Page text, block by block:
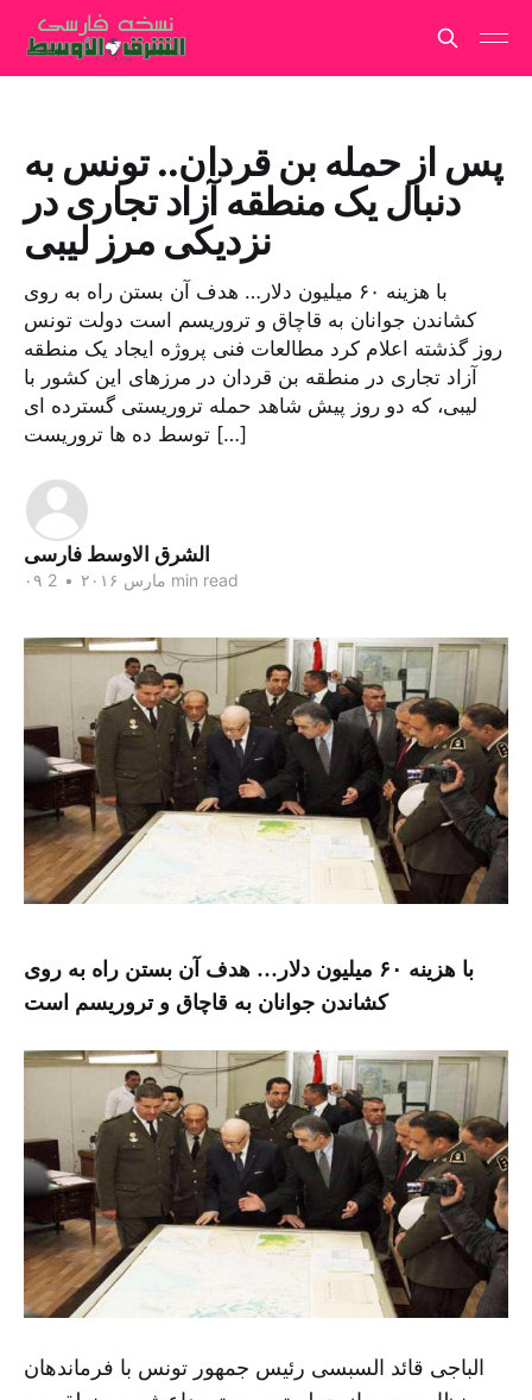
پس از حمله بن قردان.. تونس به
دنبال یک منطقه آزاد تجاری در
نزدیکی مرز لیبی
با هزینه ۶۰ میلیون دلار… هدف آن بستن راه به روی
کشاندن جوانان به قاچاق و تروریسم است دولت تونس
روز گذشته اعلام کرد مطالعات فنی پروژه ایجاد یک منطقه
آزاد تجاری در منطقه بن قردان در مرزهای این کشور با
لیبی، که دو روز پیش شاهد حمله تروریستی گسترده ای
توسط ده ها تروریست […]
الشرق الاوسط فارسی
۰۹ مارس ۲۰۱۶ • 2 min read
با هزینه ۶۰ میلیون دلار… هدف آن بستن راه به روی
کشاندن جوانان به قاچاق و تروریسم است
الباجی قائد السبسی رئیس جمهور تونس با فرماندهان